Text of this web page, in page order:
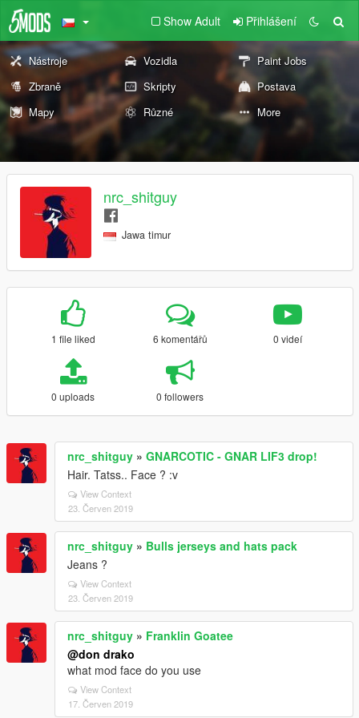
Show Adult Přihlášení
Nástroje Vozidla
Paint Jobs
Zbraně
Skripty
Postava
Mapy
Různé More
nrc_shitguy
Jawa timur
1 file liked 6 komentářů 0 videí
0 uploads 0 followers
nrc_shitguy » GNARCOTIC - GNAR LIF3 drop!
Hair. Tatss.. Face ? :v
View Context
23. Červen 2019
nrc_shitguy » Bulls jerseys and hats pack
Jeans ?
View Context
23. Červen 2019
nrc_shitguy » Franklin Goatee
@don drako
what mod face do you use
View Context
17. Červen 2019